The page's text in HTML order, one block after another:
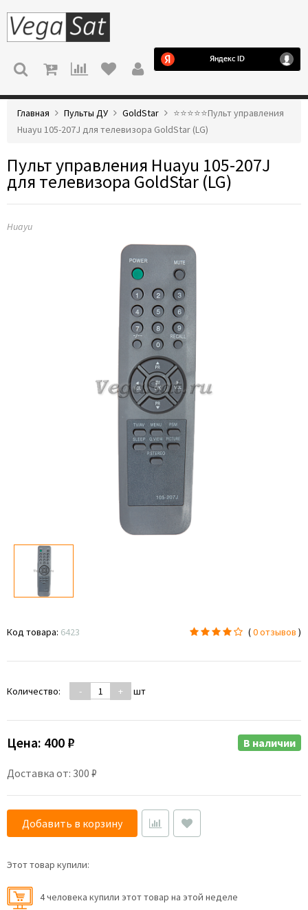
МЕНЮ
Главная Пульты ДУ GoldStar
⭐️⭐️⭐️⭐️⭐️Пульт управления
Huayu 105-207J для телевизора GoldStar (LG)
Пульт управления Huayu 105-207J
для телевизора GoldStar (LG)
Huayu
Код товара: 6423 (0 отзывов )
Количество: - + шт
Цена: 400 ₽
Доставка от: 300 ₽
В наличии
Добавить в корзину
Этот товар купили:
4 человекa купили этот товар на этой неделе